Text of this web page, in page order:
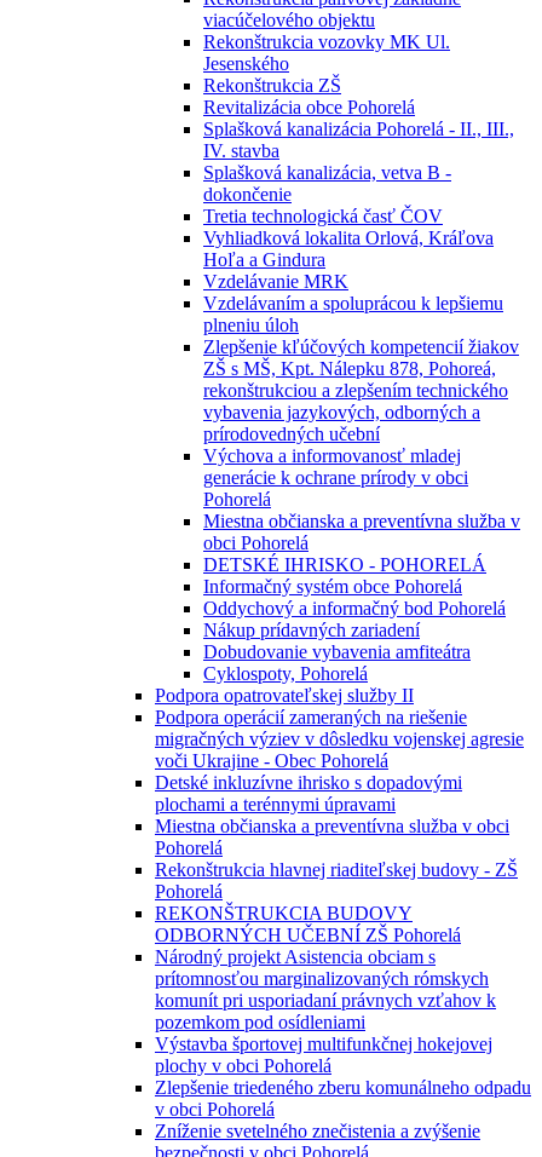
viacúčelového objektu
Rekonštrukcia vozovky MK Ul.
Jesenského
Rekonštrukcia ZŠ
Revitalizácia obce Pohorelá
Splašková kanalizácia Pohorelá - II., III.,
IV. stavba
Splašková kanalizácia, vetva B -
dokončenie
Tretia technologická časť ČOV
Vyhliadková lokalita Orlová, Kráľova
Hoľa a Gindura
Vzdelávanie MRK
Vzdelávaním a spoluprácou k lepšiemu
plneniu úloh
Zlepšenie kľúčových kompetencií žiakov
ZŠ s MŠ, Kpt. Nálepku 878, Pohoreá,
rekonštrukciou a zlepšením technického
vybavenia jazykových, odborných a
prírodovedných učební
Výchova a informovanosť mladej
generácie k ochrane prírody v obci
Pohorelá
Miestna občianska a preventívna služba v
obci Pohorelá
DETSKÉ IHRISKO - POHORELÁ
Informačný systém obce Pohorelá
Oddychový a informačný bod Pohorelá
Nákup prídavných zariadení
Dobudovanie vybavenia amfiteátra
Cyklospoty, Pohorelá
Podpora opatrovateľskej služby II
Podpora operácií zameraných na riešenie
migračných výziev v dôsledku vojenskej agresie
voči Ukrajine - Obec Pohorelá
Detské inkluzívne ihrisko s dopadovými
plochami a terénnymi úpravami
Miestna občianska a preventívna služba v obci
Pohorelá
Rekonštrukcia hlavnej riaditeľskej budovy - ZŠ
Pohorelá
REKONŠTRUKCIA BUDOVY
ODBORNÝCH UČEBNÍ ZŠ Pohorelá
Národný projekt Asistencia obciam s
prítomnosťou marginalizovaných rómskych
komunít pri usporiadaní právnych vzťahov k
pozemkom pod osídleniami
Výstavba športovej multifunkčnej hokejovej
plochy v obci Pohorelá
Zlepšenie triedeného zberu komunálneho odpadu
v obci Pohorelá
Zníženie svetelného znečistenia a zvýšenie
bezpečnosti v obci Pohorelá